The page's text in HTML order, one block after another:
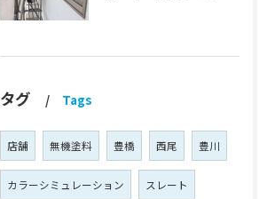
タグ Tags
店舗 無機塗料 豊橋 西尾 豊川
カラーシミュレーション スレート